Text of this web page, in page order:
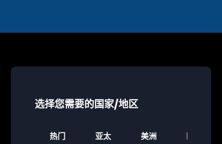
选择您需要的国家/地区
热门 亚太 美洲 欧洲